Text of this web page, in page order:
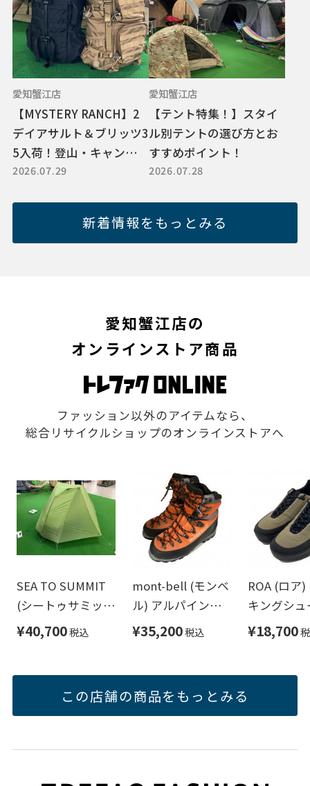
愛知蟹江店
【MYSTERY RANCH】2
デイアサルト＆ブリッツ3
5入荷！登山・キャンプ向
けバックパック紹介
2026.07.29
愛知蟹江店
【テント特集！】スタイ
ル別テントの選び方とお
すすめポイント！
2026.07.28
新着情報をもっとみる
愛知蟹江店の
オンラインストア商品
ファッション以外のアイテムなら、
総合リサイクルショップのオンラインストアへ
SEA TO SUMMIT
(シートゥサミッ
ト) 登山用テント
ST87002001 アル
¥40,700税込
mont-bell (モンベ
ル) アルパインク
ルーザー 3000 厳
冬期用 トレッキン
クス SIZE 25cm オ
レンジ
¥35,200税込
ROA (ロア
キングシ
ンズ SIZE
ジュ
¥18,700
この店舗の商品をもっとみる